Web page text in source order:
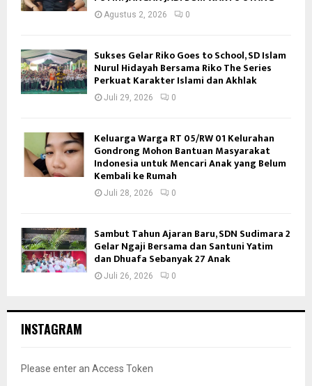
Agustus 2, 2026 0
Sukses Gelar Riko Goes to School, SD Islam
Nurul Hidayah Bersama Riko The Series
Perkuat Karakter Islami dan Akhlak
Juli 29, 2026 0
Keluarga Warga RT 05/RW 01 Kelurahan
Gondrong Mohon Bantuan Masyarakat
Indonesia untuk Mencari Anak yang Belum
Kembali ke Rumah
Juli 28, 2026 0
Sambut Tahun Ajaran Baru, SDN Sudimara 2
Gelar Ngaji Bersama dan Santuni Yatim
dan Dhuafa Sebanyak 27 Anak
Juli 26, 2026 0
INSTAGRAM
Please enter an Access Token